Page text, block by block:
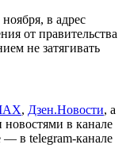
ноября, в адрес
от правительства
не затягивать
, Дзен.Новости, а
в канале
— в telegram-канале